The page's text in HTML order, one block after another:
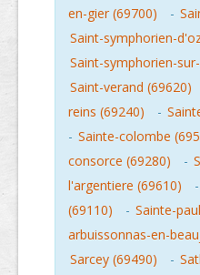
en-gier (69700)
-
Saint-symphorien-
Saint-symphorien-
Saint-verand (69620)
reins (69240)
-
- Sainte-colombe
consorce (69280)
-
l'argentiere (69610)
-
(69110)
- Sainte-
arbuissonnas-en-
Sarcey (69490)
-